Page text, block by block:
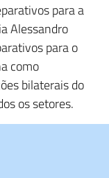
para a
Alessandro
para o
como
bilaterais do
os setores.